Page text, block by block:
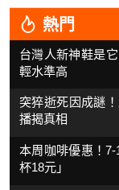
熱門
台灣人新神鞋是
輕水準高
突猝逝死因成謎
播揭真相
本周咖啡優惠！
杯18元」